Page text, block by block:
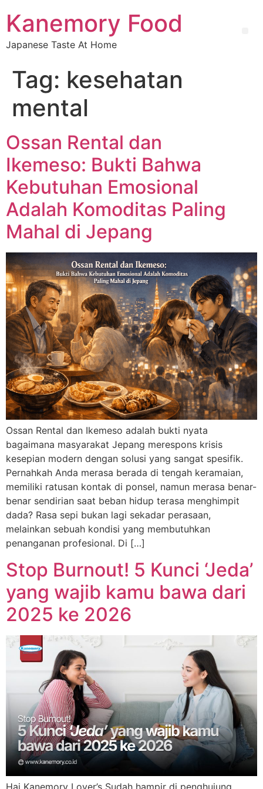
Kanemory Food
Japanese Taste At Home
Tag: kesehatan
mental
Ossan Rental dan
Ikemeso: Bukti Bahwa
Kebutuhan Emosional
Adalah Komoditas Paling
Mahal di Jepang
Ossan Rental dan Ikemeso adalah bukti nyata
bagaimana masyarakat Jepang merespons krisis
kesepian modern dengan solusi yang sangat spesifik.
Pernahkah Anda merasa berada di tengah keramaian,
memiliki ratusan kontak di ponsel, namun merasa benar-
benar sendirian saat beban hidup terasa menghimpit
dada? Rasa sepi bukan lagi sekadar perasaan,
melainkan sebuah kondisi yang membutuhkan
penanganan profesional. Di […]
Stop Burnout! 5 Kunci ‘Jeda’
yang wajib kamu bawa dari
2025 ke 2026